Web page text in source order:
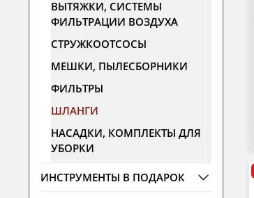
ВЫТЯЖКИ, СИСТЕМЫ
ФИЛЬТРАЦИИ ВОЗДУХА
СТРУЖКООТСОСЫ
МЕШКИ, ПЫЛЕСБОРНИКИ
ФИЛЬТРЫ
ШЛАНГИ
НАСАДКИ, КОМПЛЕКТЫ ДЛЯ
УБОРКИ
ИНСТРУМЕНТЫ В ПОДАРОК